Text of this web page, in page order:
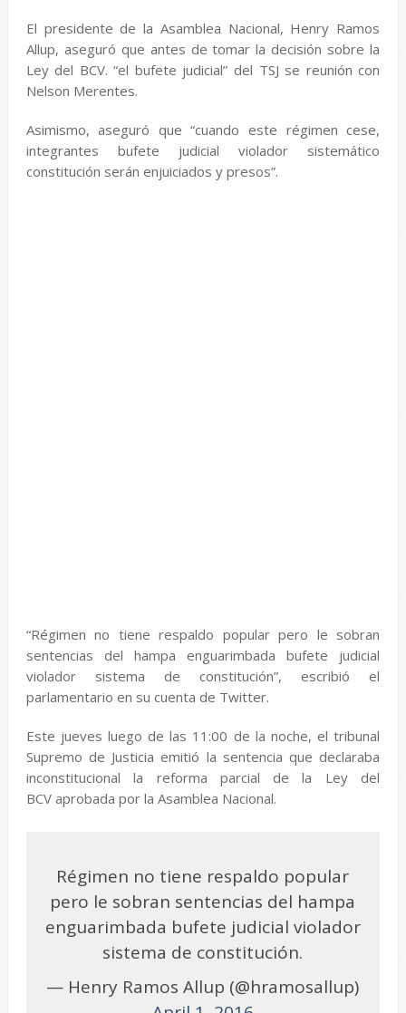
El presidente de la Asamblea Nacional, Henry Ramos
Allup, aseguró que antes de tomar la decisión sobre la
Ley del BCV. “el bufete judicial” del TSJ se reunión con
Nelson Merentes.
Asimismo, aseguró que “cuando este régimen cese,
integrantes bufete judicial violador sistemático
constitución serán enjuiciados y presos”.
“Régimen no tiene respaldo popular pero le sobran
sentencias del hampa enguarimbada bufete judicial
violador sistema de constitución”, escribió el
parlamentario en su cuenta de Twitter.
Este jueves luego de las 11:00 de la noche, el tribunal
Supremo de Justicia emitió la sentencia que declaraba
inconstitucional la reforma parcial de la Ley del
BCV aprobada por la Asamblea Nacional.
Régimen no tiene respaldo popular
pero le sobran sentencias del hampa
enguarimbada bufete judicial violador
sistema de constitución.
— Henry Ramos Allup (@hramosallup)